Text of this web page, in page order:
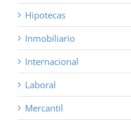
Hipotecas
Inmobiliario
Internacional
Laboral
Mercantil